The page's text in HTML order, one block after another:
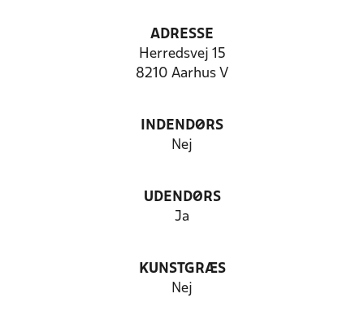
ADRESSE
Herredsvej 15
8210 Aarhus V
INDENDØRS
Nej
UDENDØRS
Ja
KUNSTGRÆS
Nej